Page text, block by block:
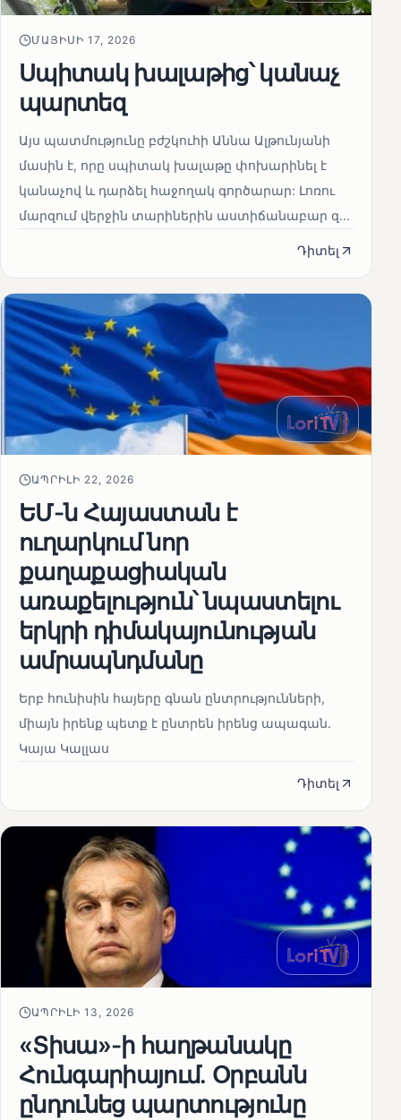
ՄԱՅԻՍԻ 17, 2026
Սպիտակ խալաթից՝ կանաչ
պարտեզ
Այս պատմությունը բժշկուհի Աննա Ալթունյանի
մասին է, որը սպիտակ խալաթը փոխարինել է
կանաչով և դարձել հաջողակ գործարար: Լոռու
մարզում վերջին տարիներին աստիճանաբար զ...
Դիտել
ԱՊՐԻԼԻ 22, 2026
ԵՄ-ն Հայաստան է
ուղարկում նոր
քաղաքացիական
առաքելություն՝ նպաստելու
երկրի դիմակայունության
ամրապնդմանը
Երբ հունիսին հայերը գնան ընտրությունների,
միայն իրենք պետք է ընտրեն իրենց ապագան.
Կայա Կալլաս
Դիտել
ԱՊՐԻԼԻ 13, 2026
«Տիսա»-ի հաղթանակը
Հունգարիայում․ Օրբանն
ընդունեց պարտությունը